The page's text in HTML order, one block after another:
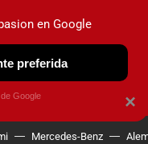
OBSERVATORIO
Mercedes-Benz
×
en Google
preferida
Google